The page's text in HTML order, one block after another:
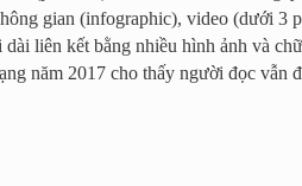
gian (infographic), video (dưới 3
liên kết bằng nhiều hình ảnh và
năm 2017 cho thấy người đọc vẫn